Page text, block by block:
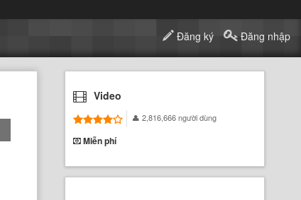
Đăng ký Đăng nhập
Video
2,816,666 người dùng
Miễn phí